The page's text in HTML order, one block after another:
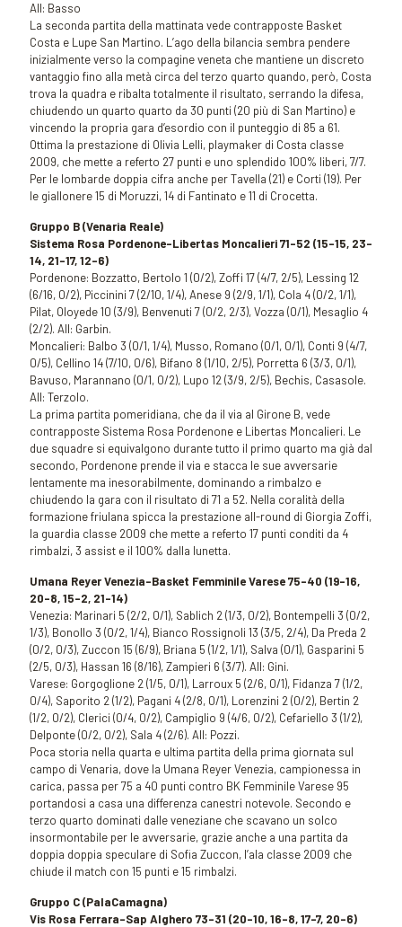
All: Basso
La seconda partita della mattinata vede contrapposte Basket
Costa e Lupe San Martino. L’ago della bilancia sembra pendere
inizialmente verso la compagine veneta che mantiene un discreto
vantaggio fino alla metà circa del terzo quarto quando, però, Costa
trova la quadra e ribalta totalmente il risultato, serrando la difesa,
chiudendo un quarto quarto da 30 punti (20 più di San Martino) e
vincendo la propria gara d’esordio con il punteggio di 85 a 61.
Ottima la prestazione di Olivia Lelli, playmaker di Costa classe
2009, che mette a referto 27 punti e uno splendido 100% liberi, 7/7.
Per le lombarde doppia cifra anche per Tavella (21) e Corti (19). Per
le giallonere 15 di Moruzzi, 14 di Fantinato e 11 di Crocetta.
Gruppo B(Venaria Reale)
Sistema Rosa Pordenone-Libertas Moncalieri 71-52 (15-15, 23-
14, 21-17, 12-6)
Pordenone: Bozzatto, Bertolo 1 (0/2), Zoffi 17 (4/7, 2/5), Lessing 12
(6/16, 0/2), Piccinini 7 (2/10, 1/4), Anese 9 (2/9, 1/1), Cola 4 (0/2, 1/1),
Pilat, Oloyede 10 (3/9), Benvenuti 7 (0/2, 2/3), Vozza (0/1), Mesaglio 4
(2/2). All: Garbin.
Moncalieri: Balbo 3 (0/1, 1/4), Musso, Romano (0/1, 0/1), Conti 9 (4/7,
0/5), Cellino 14 (7/10, 0/6), Bifano 8 (1/10, 2/5), Porretta 6 (3/3, 0/1),
Bavuso, Marannano (0/1, 0/2), Lupo 12 (3/9, 2/5), Bechis, Casasole.
All: Terzolo.
La prima partita pomeridiana, che da il via al Girone B, vede
contrapposte Sistema Rosa Pordenone e Libertas Moncalieri. Le
due squadre si equivalgono durante tutto il primo quarto ma già dal
secondo, Pordenone prende il via e stacca le sue avversarie
lentamente ma inesorabilmente, dominando a rimbalzo e
chiudendo la gara con il risultato di 71 a 52. Nella coralità della
formazione friulana spicca la prestazione all-round di Giorgia Zoffi,
la guardia classe 2009 che mette a referto 17 punti conditi da 4
rimbalzi, 3 assist e il 100% dalla lunetta.
Umana Reyer Venezia-Basket Femminile Varese 75-40 (19-16,
20-8, 15-2, 21-14)
Venezia: Marinari 5 (2/2, 0/1), Sablich 2 (1/3, 0/2), Bontempelli 3 (0/2,
1/3), Bonollo 3 (0/2, 1/4), Bianco Rossignoli 13 (3/5, 2/4), Da Preda 2
(0/2, 0/3), Zuccon 15 (6/9), Briana 5 (1/2, 1/1), Salva (0/1), Gasparini 5
(2/5, 0/3), Hassan 16 (8/16), Zampieri 6 (3/7). All: Gini.
Varese: Gorgoglione 2 (1/5, 0/1), Larroux 5 (2/6, 0/1), Fidanza 7 (1/2,
0/4), Saporito 2 (1/2), Pagani 4 (2/8, 0/1), Lorenzini 2 (0/2), Bertin 2
(1/2, 0/2), Clerici (0/4, 0/2), Campiglio 9 (4/6, 0/2), Cefariello 3 (1/2),
Delponte (0/2, 0/2), Sala 4 (2/6). All: Pozzi.
Poca storia nella quarta e ultima partita della prima giornata sul
campo di Venaria, dove la Umana Reyer Venezia, campionessa in
carica, passa per 75 a 40 punti contro BK Femminile Varese 95
portandosi a casa una differenza canestri notevole. Secondo e
terzo quarto dominati dalle veneziane che scavano un solco
insormontabile per le avversarie, grazie anche a una partita da
doppia doppia speculare di Sofia Zuccon, l’ala classe 2009 che
chiude il match con 15 punti e 15 rimbalzi.
Gruppo C (PalaCamagna)
Vis Rosa Ferrara-Sap Alghero 73-31 (20-10, 16-8, 17-7, 20-6)